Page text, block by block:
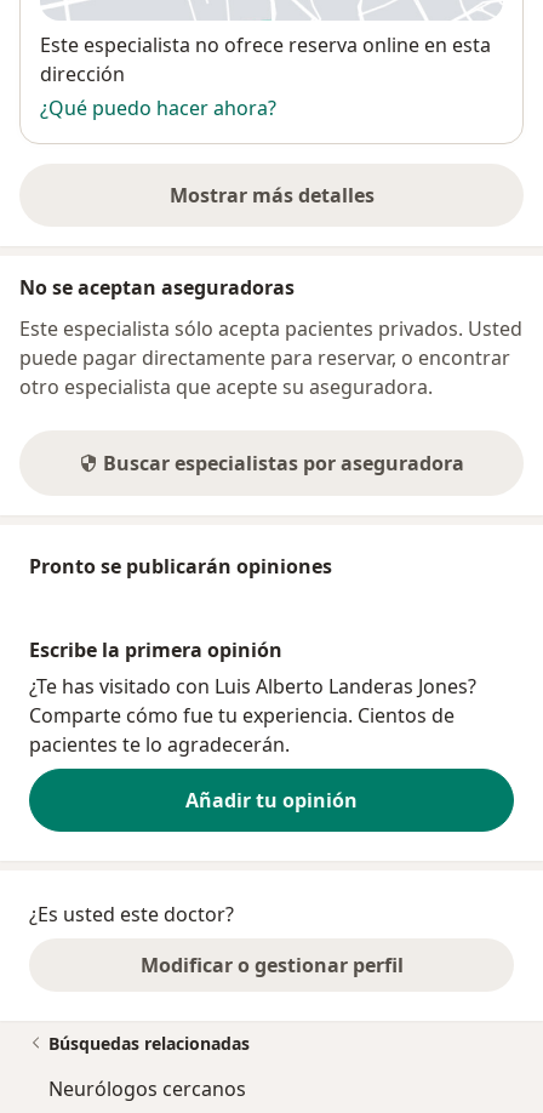
Disponibilidad
Este especialista no ofrece reserva online en esta
dirección
¿Qué puedo hacer ahora?
Mostrar más detalles
sobre la dirección
No se aceptan aseguradoras
Este especialista sólo acepta pacientes privados. Usted
puede pagar directamente para reservar, o encontrar
otro especialista que acepte su aseguradora.
Buscar especialistas por aseguradora
Pronto se publicarán opiniones
Escribe la primera opinión
¿Te has visitado con Luis Alberto Landeras Jones?
Comparte cómo fue tu experiencia. Cientos de
pacientes te lo agradecerán.
Añadir tu opinión
¿Es usted este doctor?
Modificar o gestionar perfil
Búsquedas relacionadas
Neurólogos cercanos